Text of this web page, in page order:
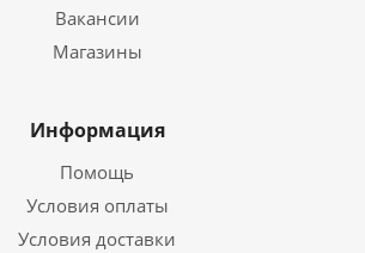
Вакансии
Магазины
Информация
Помощь
Условия оплаты
Условия доставки